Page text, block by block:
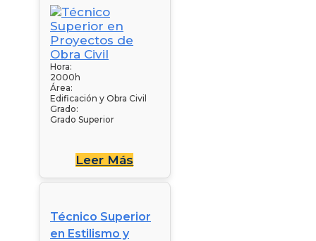
Hora:
2000h
Área:
Edificación y Obra Civil
Grado:
Grado Superior
Leer Más
Técnico Superior
en Estilismo y